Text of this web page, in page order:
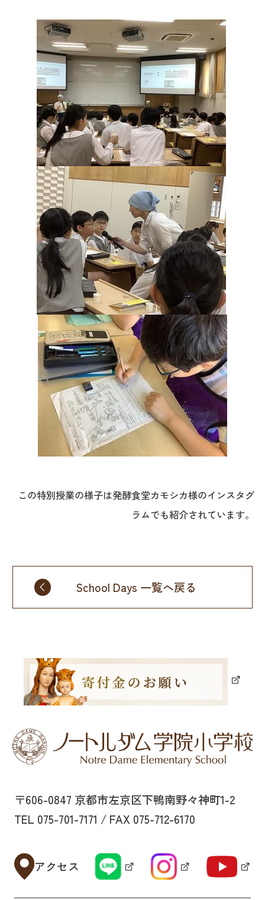
この特別授業の様子は発酵食堂カモシカ様のインスタグ
ラムでも紹介されています。
School Days 一覧へ戻る
〒606-0847 京都市左京区下鴨南野々神町1-2
TEL 075-701-7171 / FAX 075-712-6170
アクセス